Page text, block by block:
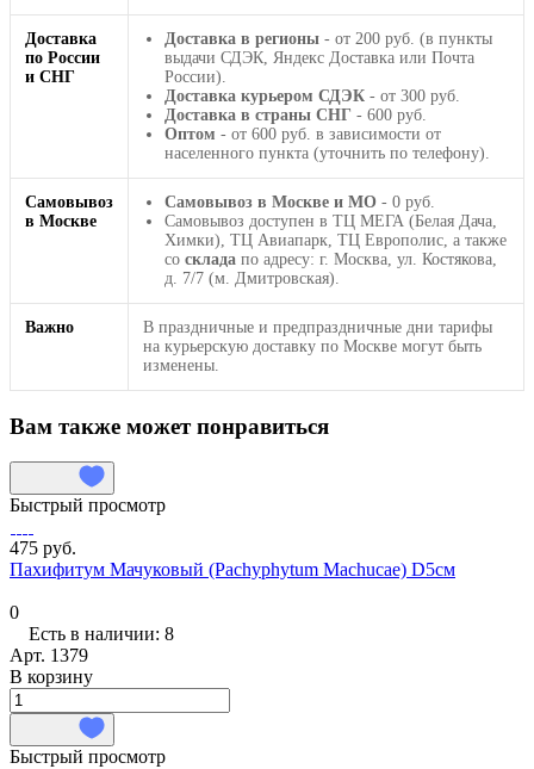
Доставка
по России
и СНГ
Доставка в регионы - от 200 руб. (в пункты
выдачи СДЭК, Яндекс Доставка или Почта
России).
Доставка курьером СДЭК - от 300 руб.
Доставка в страны СНГ - 600 руб.
Оптом - от 600 руб. в зависимости от
населенного пункта (уточнить по телефону).
Самовывоз
в Москве
Самовывоз в Москве и МО - 0 руб.
Самовывоз доступен в ТЦ МЕГА (Белая Дача,
Химки), ТЦ Авиапарк, ТЦ Европолис, а также
со склада по адресу: г. Москва, ул. Костякова,
д. 7/7 (м. Дмитровская).
Важно
В праздничные и предпраздничные дни тарифы
на курьерскую доставку по Москве могут быть
изменены.
Вам также может понравиться
Быстрый просмотр
475 руб.
Пахифитум Мачуковый (Pachyphytum Machucae) D5см
0
Есть в наличии: 8
Арт. 1379
В корзину
Быстрый просмотр